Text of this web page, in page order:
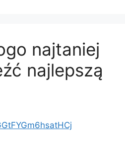
najtaniej
najlepszą